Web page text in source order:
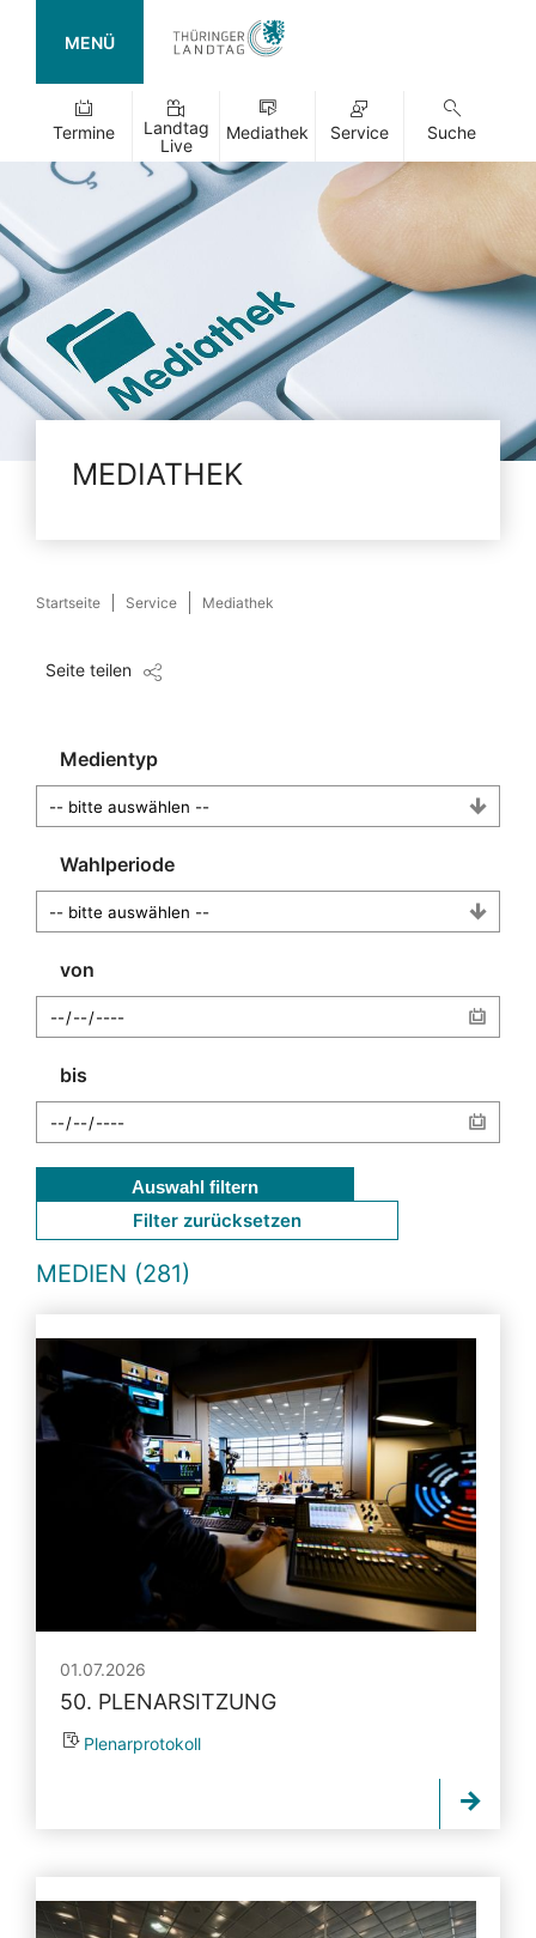
MENÜ
Termine
Landtag
Live
Mediathek Service Suche
MEDIATHEK
Startseite Service Mediathek
Seite teilen
Medientyp
Wahlperiode
von
bis
Auswahl filtern
Filter zurücksetzen
MEDIEN (281)
01.07.2026
50. PLENARSITZUNG
Plenarprotokoll